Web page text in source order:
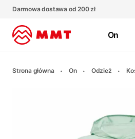
Darmowa dostawa od 200 zł
On
Strona główna On Odzież